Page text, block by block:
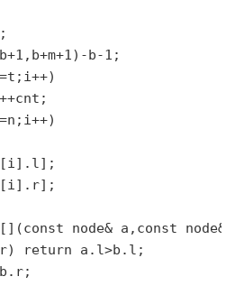
b-1;
node& a,const node&
return a.l>b.l;